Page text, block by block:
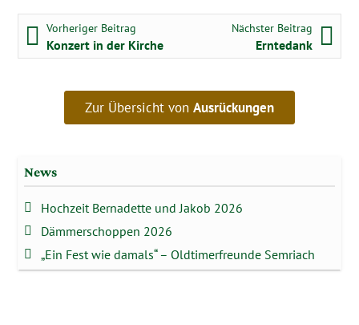
Beitragsnavigation
Vorheriger Beitrag Vorheriger Beitrag:
Konzert in der Kirche
Nächster Beitrag
Erntedank
Zur Übersicht von Ausrückungen
News
Hochzeit Bernadette und Jakob 2026
Dämmerschoppen 2026
„Ein Fest wie damals“ – Oldtimerfreunde Semriach